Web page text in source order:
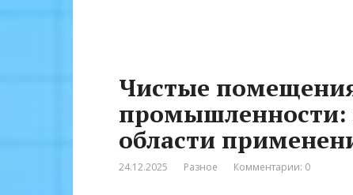
Чистые
области
24.12.2025 Разное Комментарии: 0